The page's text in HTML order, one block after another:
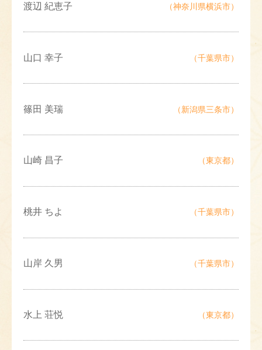
渡辺 紀恵子 （神奈川県横浜市）
山口 幸子 （千葉県市）
篠田 美瑞 （新潟県三条市）
山崎 昌子 （東京都）
桃井 ちよ （千葉県市）
山岸 久男 （千葉県市）
水上 荘悦 （東京都）